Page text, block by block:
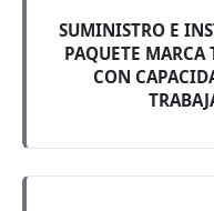
SUMINISTRO E
PAQUETE MARCA
CON